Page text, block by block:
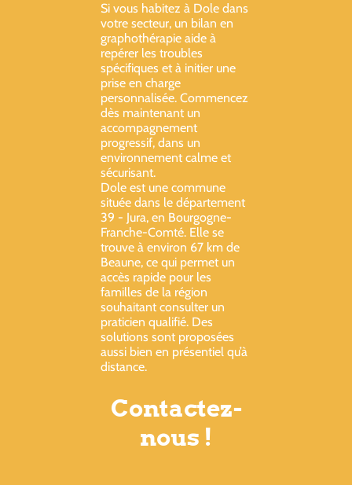
Si vous habitez à Dole dans
votre secteur, un bilan en
graphothérapie aide à
repérer les troubles
spécifiques et à initier une
prise en charge
personnalisée. Commencez
dès maintenant un
accompagnement
progressif, dans un
environnement calme et
sécurisant.
Dole est une commune
située dans le département
39 - Jura, en Bourgogne-
Franche-Comté. Elle se
trouve à environ 67 km de
Beaune, ce qui permet un
accès rapide pour les
familles de la région
souhaitant consulter un
praticien qualifié. Des
solutions sont proposées
aussi bien en présentiel qu’à
distance.
Contactez-
nous !